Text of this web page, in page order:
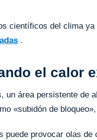
científicos del clima
.
el calor
un área persistente de
«subidón de
puede provocar olas